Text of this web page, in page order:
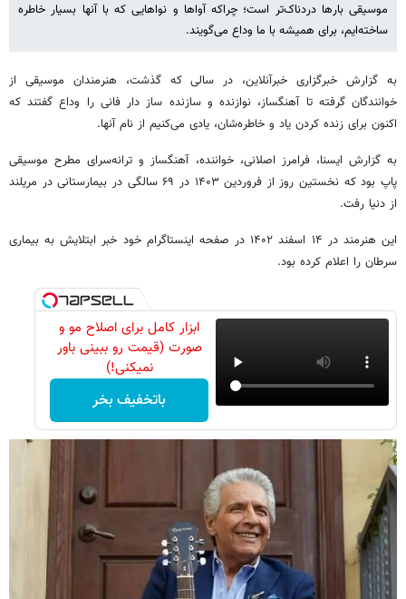
موسیقی بارها دردناک‌تر است؛ چراکه آواها و نواهایی که با آنها بسیار خاطره
ساخته‌ایم، برای همیشه با ما وداع می‌گویند.
به گزارش خبرگزاری خبرآنلاین، در سالی که گذشت، هنرمندان موسیقی از
خوانندگان گرفته تا آهنگساز، نوازنده و سازنده ساز دار فانی را وداع گفتند که
اکنون برای زنده کردن یاد و خاطره‌شان، یادی می‌کنیم از نام آنها.
به گزارش ایسنا، فرامرز اصلانی، خواننده، آهنگساز و ترانه‌سرای مطرح موسیقی
پاپ بود که نخستین روز از فروردین ۱۴۰۳ در ۶۹ سالگی در بیمارستانی در مریلند
از دنیا رفت.
این هنرمند در ۱۴ اسفند ۱۴۰۲ در صفحه اینستاگرام خود خبر ابتلایش به بیماری
سرطان را اعلام کرده بود.
ابزار کامل برای اصلاح مو و
صورت (قیمت رو ببینی باور
نمیکنی!)
باتخفیف بخر